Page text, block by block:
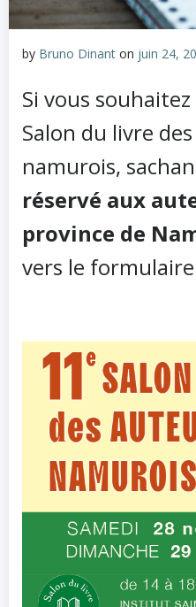
by Bruno Dinant on juin 24,
Si vous
Salon du livre
namurois,
réservé aux
province de
vers le